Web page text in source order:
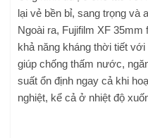
lại vẻ bền bỉ, sang trọng và
Ngoài ra, Fujifilm XF
khả năng kháng thời tiết
giúp chống thấm nước,
suất ổn định ngay cả khi
nghiệt, kể cả ở nhiệt độ